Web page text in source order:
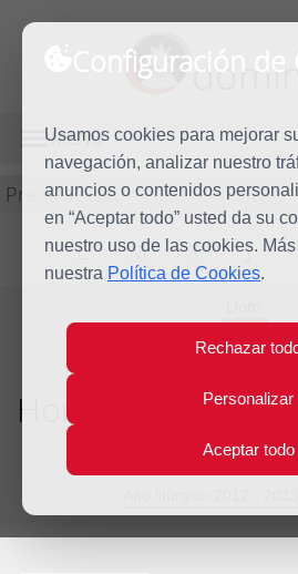
Configuración de
Usamos cookies para mejorar
navegación, analizar nuestro
anuncios o contenidos
en “Aceptar todo” usted da su
nuestro uso de las cookies.
nuestra Política de Cookies.
Rechazar
Personalizar
Aceptar todo
MENÚ
Predicación
L M X J
16
Jun
Homilía XI
ordinario